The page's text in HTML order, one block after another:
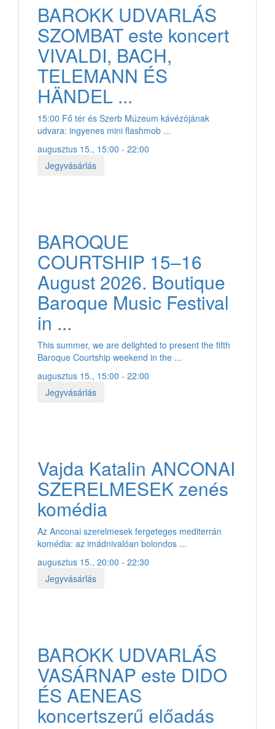
BAROKK UDVARLÁS
SZOMBAT este koncert
VIVALDI, BACH,
TELEMANN ÉS
HÄNDEL ...
15:00 Fő tér és Szerb Múzeum kávézójának
udvara: ingyenes mini flashmob ...
augusztus 15., 15:00 - 22:00
Jegyvásárlás
BAROQUE
COURTSHIP 15–16
August 2026. Boutique
Baroque Music Festival
in ...
This summer, we are delighted to present the fifth
Baroque Courtship weekend in the ...
augusztus 15., 15:00 - 22:00
Jegyvásárlás
Vajda Katalin ANCONAI
SZERELMESEK zenés
komédia
Az Anconai szerelmesek fergeteges mediterrán
komédia: az imádnivalóan bolondos ...
augusztus 15., 20:00 - 22:30
Jegyvásárlás
BAROKK UDVARLÁS
VASÁRNAP este DIDO
ÉS AENEAS
koncertszerű előadás